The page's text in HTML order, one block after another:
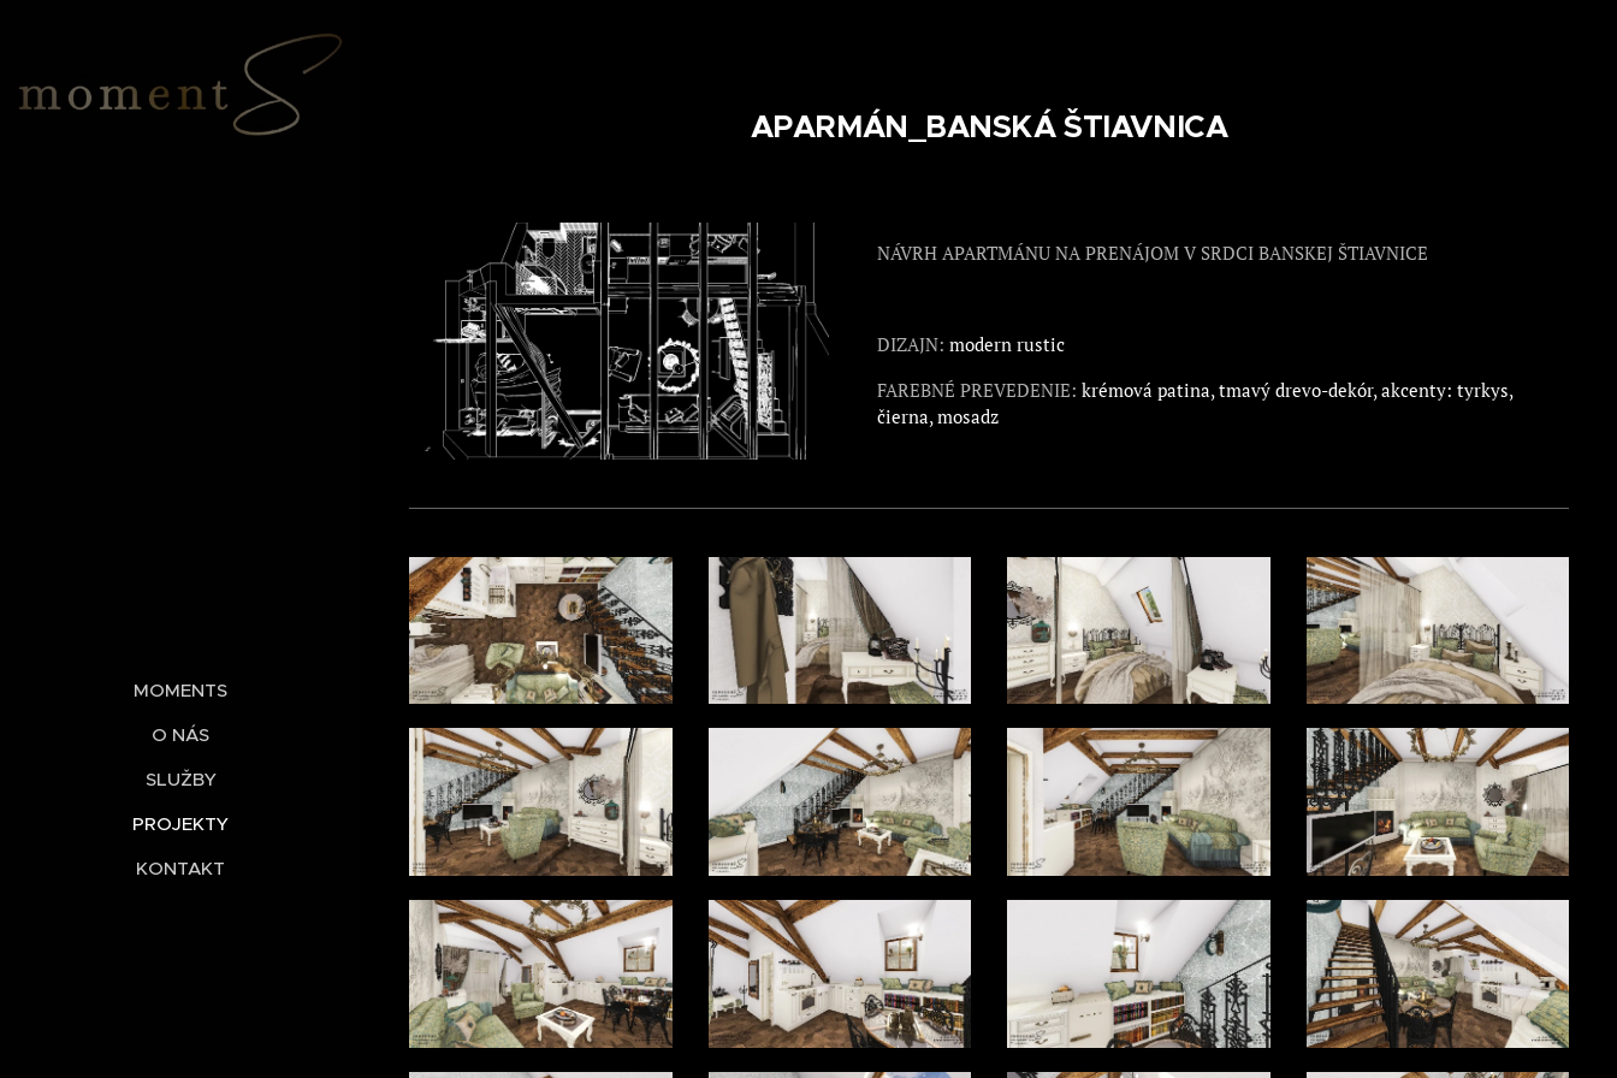
MOMENTS
O NÁS
SLUŽBY
PROJEKTY
KONTAKT
APARMÁN_BANSKÁ ŠTIAVNICA
NÁVRH APARTMÁNU NA PRENÁJOM V SRDCI BANSKEJ ŠTIAVNICE
DIZAJN: modern rustic
FAREBNÉ PREVEDENIE: krémová patina, tmavý drevo-dekór, akcenty: tyrkys,
čierna, mosadz